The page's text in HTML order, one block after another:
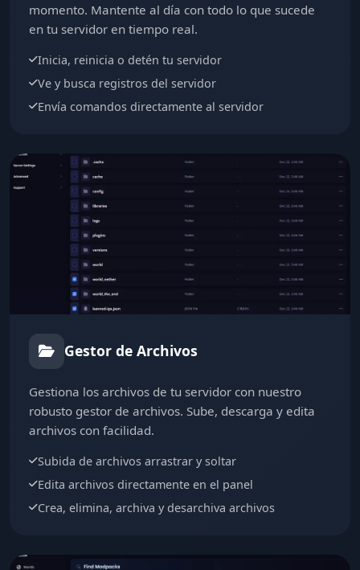
momento. Mantente al día con todo lo que sucede
en tu servidor en tiempo real.
Inicia, reinicia o detén tu servidor
Ve y busca registros del servidor
Envía comandos directamente al servidor
Gestor de Archivos
Gestiona los archivos de tu servidor con nuestro
robusto gestor de archivos. Sube, descarga y edita
archivos con facilidad.
Subida de archivos arrastrar y soltar
Edita archivos directamente en el panel
Crea, elimina, archiva y desarchiva archivos